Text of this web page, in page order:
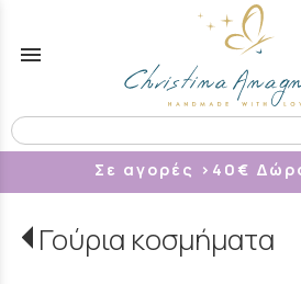
menu
Σε αγορές >40 €
Γούρια κοσμήματα